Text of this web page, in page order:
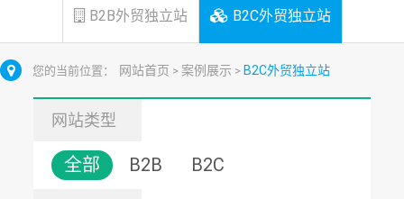
B2B外贸独立站 B2C外贸独立站
您的当前位置： 网站首页 > 案例展示 > B2C外贸独立站
网站类型
全部 B2B B2C